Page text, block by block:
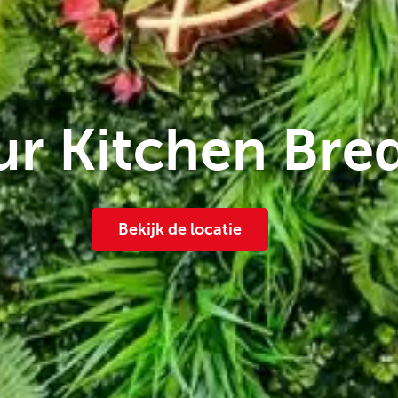
Kitchen
Bekijk de locatie